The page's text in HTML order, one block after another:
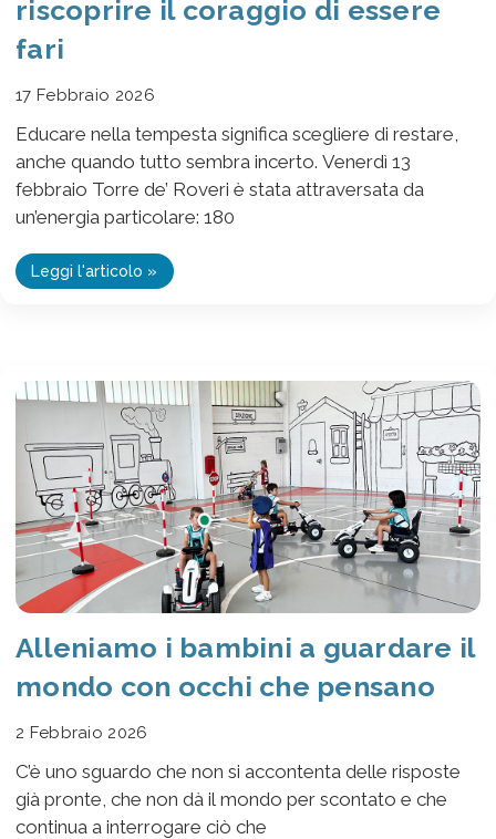
riscoprire il coraggio di essere
fari
17 Febbraio 2026
Educare nella tempesta significa scegliere di restare,
anche quando tutto sembra incerto. Venerdì 13
febbraio Torre de’ Roveri è stata attraversata da
un’energia particolare: 180
Leggi l'articolo »
Alleniamo i bambini a guardare il
mondo con occhi che pensano
2 Febbraio 2026
C’è uno sguardo che non si accontenta delle risposte
già pronte, che non dà il mondo per scontato e che
continua a interrogare ciò che